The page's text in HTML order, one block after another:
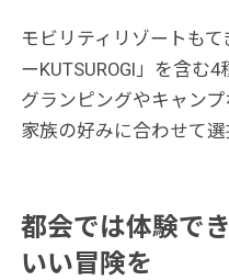
モビリティリゾートも
ーKUTSUROGI」を含む
グランピングやキャン
家族の好みに合わせて選
都会では体験で
いい冒険を